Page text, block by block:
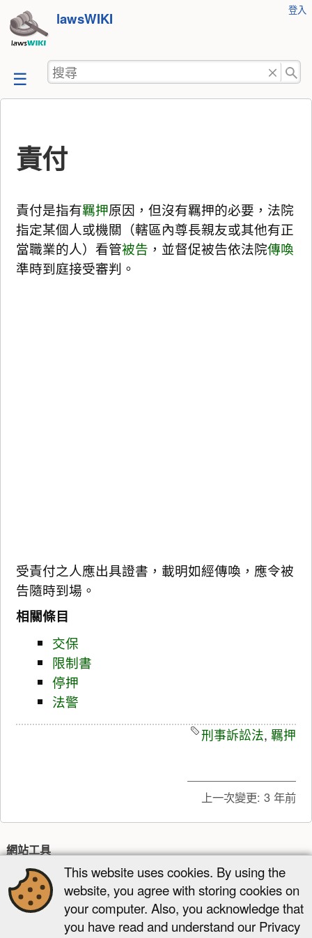
跳
至
容
lawsWIKI
工
登入
搜
尋
責付
責付是指有羈押原因，但沒有羈押的必要，法院
指定某個人或機關（轄區內尊長親友或其他有正
當職業的人）看管被告 ，並督促被告依法院傳喚
準時到庭接受審判。
受責付之人應出具證書，載明如經傳喚，應令被
告隨時到場。
相關條目
交保
限制書
停押
法警
刑事訴訟法, 羈押
上一次變更: 3 年前
網站工具
最近更新 多媒體管理器 網站地圖
頁面工具
舊版 反向連結 回到頁頂
This website uses cookies. By using the
website, you agree with storing cookies on
your computer. Also, you acknowledge that
you have read and understand our Privacy